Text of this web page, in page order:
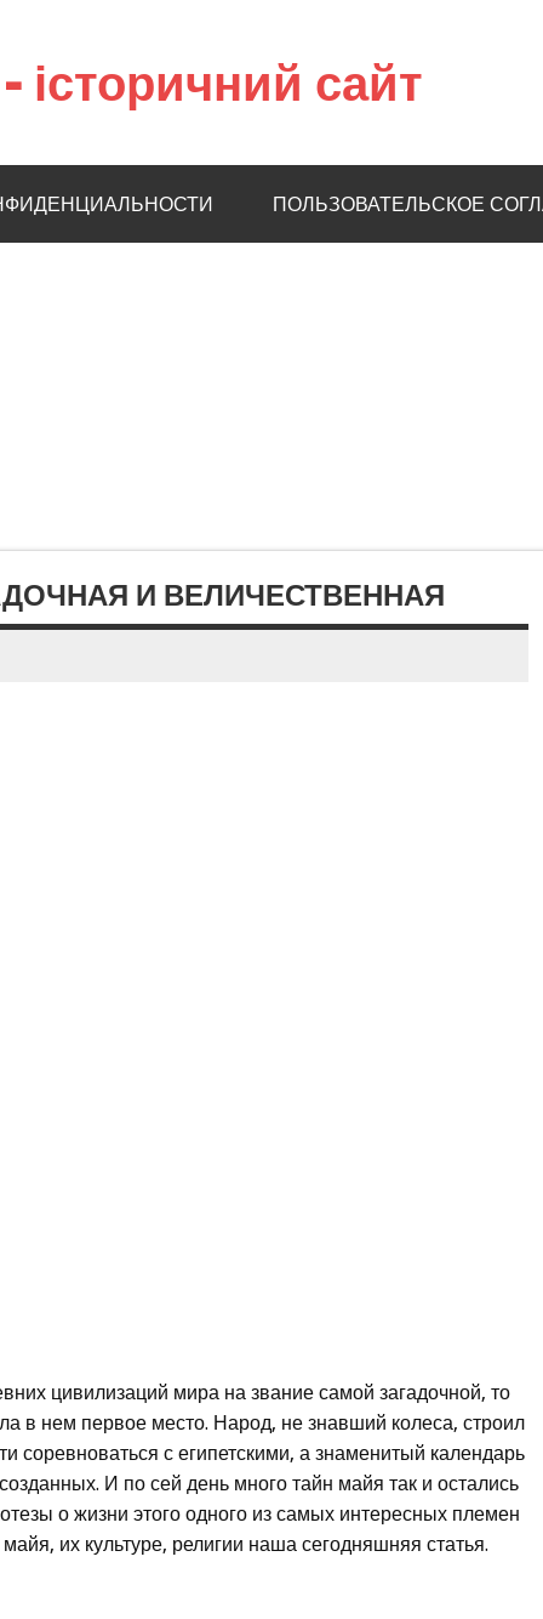
історичний сайт
ПОЛЬЗОВАТЕЛЬСКОЕ
И ВЕЛИЧЕСТВЕННАЯ
цивилизаций мира на звание самой загадочной, то
в нем первое место. Народ, не знавший колеса, строил
соревноваться с египетскими, а знаменитый календарь
И по сей день много тайн майя так и остались
о жизни этого одного из самых интересных племен
их культуре, религии наша сегодняшняя статья.